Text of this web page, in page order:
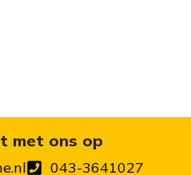
met ons op
043-3641027